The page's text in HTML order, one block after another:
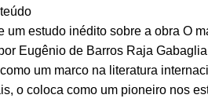
um estudo inédito sobre a obra O
Eugênio de Barros Raja
um marco na literatura
o coloca como um pioneiro nos